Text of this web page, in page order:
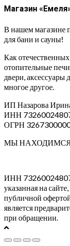
Магазин
В нашем магазине
для бани и сауны!
Как
отопительные
двери, аксессуары
многое другое.
ИП Назарова
ИНН
ОГРН
МЫ
ИНН
указанная на
публичной
является
при обращении.